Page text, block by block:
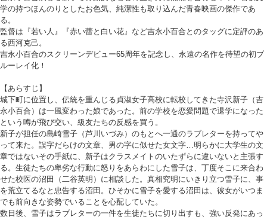
学の持つほんのりとしたお色気、純潔性も取り込んだ青春映画の傑作であ
る。
監督は『若い人』『赤い蕾と白い花』など吉永小百合とのタッグに定評のあ
る西河克己。
吉永小百合のスクリーンデビュー65周年を記念し、永遠の名作を待望の初ブ
ルーレイ化！
【あらすじ】
城下町に位置し、伝統を重んじる貞淑女子高校に転校してきた寺沢新子（吉
永小百合）は一風変わった娘であった。前の学校を恋愛問題で退学になった
という噂が飛び交い、級友たちの反感を買う。
新子が担任の島崎雪子（芦川いづみ）のもとへ一通のラブレターを持ってや
って来た。誤字だらけの文章、男の字に似せた女文字…明らかに大学生の文
章ではないその手紙に、新子はクラスメイトのいたずらに違いないと主張す
る。生徒たちの卑劣な行動に怒りをあらわにした雪子は、丁度そこに来合わ
せた校医の沼田（二谷英明）に相談した。真相究明にいきり立つ雪子に、事
を荒立てるなと忠告する沼田。ひそかに雪子を愛する沼田は、彼女がいつま
でも前向きな姿勢でいることを心配していた。
数日後、雪子はラブレターの一件を生徒たちに切り出すも、強い反発にあっ